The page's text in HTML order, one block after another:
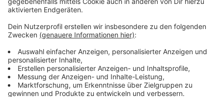
Gassen liegt müsste theoretisch per Hand bewässert
werden und das wäre viel zu aufwändig und auch zu
teuer. Bei der Forstamtsleitung in Münster wurde jetzt
sogar darüber nachgedacht, der Feuerwehr Übungen
im Wald anzubieten. Aber dann kommt eventuell zu
viel Wasser von oben und das ist dann für den Wald
auch wieder nicht gut. Es bleibt also ein schwieriges
Thema für das kreative Lösungen ist nächster Zeit